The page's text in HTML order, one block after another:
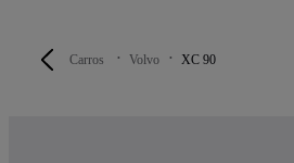
Carros Volvo XC 90